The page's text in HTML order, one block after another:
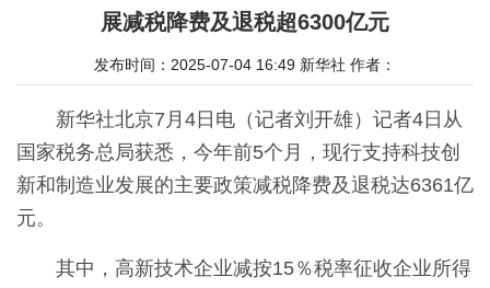
展减税降费及退税超6300亿元
发布时间：2025-07-04 16:49 新华社 作者：
新华社北京7月4日电（记者刘开雄）记者4日从
国家税务总局获悉，今年前5个月，现行支持科技创
新和制造业发展的主要政策减税降费及退税达6361亿
元。
其中，高新技术企业减按15％税率征收企业所得